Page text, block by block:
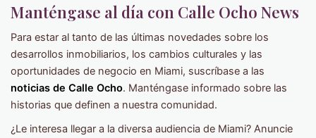
Manténgase al día con Calle Ocho News
Para estar al tanto de las últimas novedades sobre los
desarrollos inmobiliarios, los cambios culturales y las
oportunidades de negocio en Miami, suscríbase a las
noticias de Calle Ocho. Manténgase informado sobre las
historias que definen a nuestra comunidad.
¿Le interesa llegar a la diversa audiencia de Miami? Anuncie